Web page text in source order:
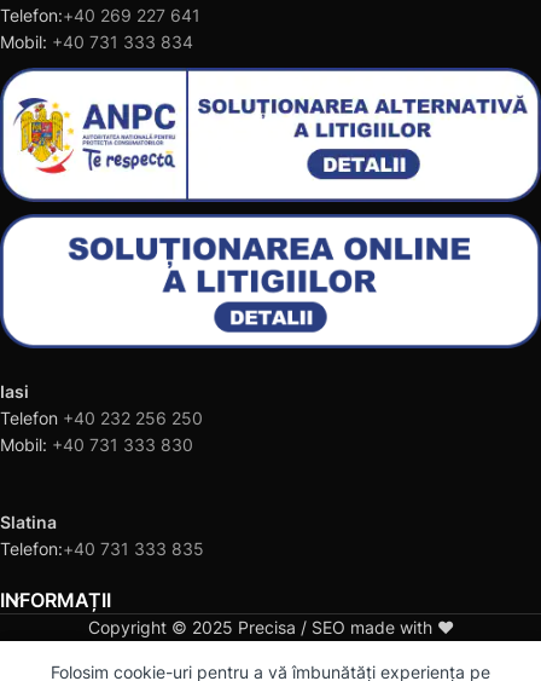
Telefon:+40 269 227 641
Mobil: +40 731 333 834
Iasi
Telefon +40 232 256 250
Mobil: +40 731 333 830
Slatina
Telefon:+40 731 333 835
INFORMAȚII
Copyright © 2025 Precisa / SEO made with ❤️
Folosim cookie-uri pentru a vă îmbunătăți experiența pe